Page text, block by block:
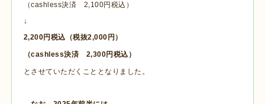
（cashless決済 2,100円税込）
↓
2,200円税込（税抜2,000円）
（cashless決済 2,300円税込）
とさせていただくこととなりました。